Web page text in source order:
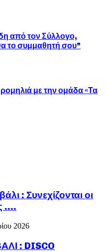
από τον Σύλλογο,
το συμμαθητή σου”
με την ομάδα «Τα
: Συνεχίζονται οι
….
2026
: DISCO